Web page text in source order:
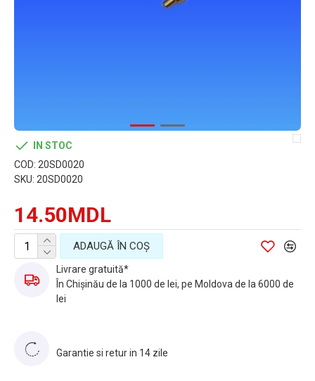
14.50MDL
IN STOC
COD: 20SD0020
SKU: 20SD0020
ADAUGĂ ÎN COŞ
Livrare gratuită*
În Chișinău de la 1000 de lei, pe Moldova de la 6000 de
lei
Garantie si retur in 14 zile